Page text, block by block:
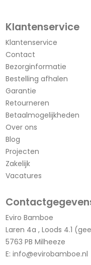
Klantenservice
Klantenservice
Contact
Bezorginformatie
Bestelling afhalen
Garantie
Retourneren
Betaalmogelijkheden
Over ons
Blog
Projecten
Zakelijk
Vacatures
Eviro Bamboe
Laren 4a , Loods 4.1
5763 PB Milheeze
E: info@evirobamboe.nl